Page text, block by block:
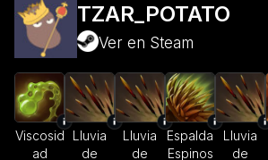
TZAR_POTATO
Ver en Steam
Viscosid
ad
Lluvia
de
Lluvia
de
Espalda
Espinos
Lluvia
de